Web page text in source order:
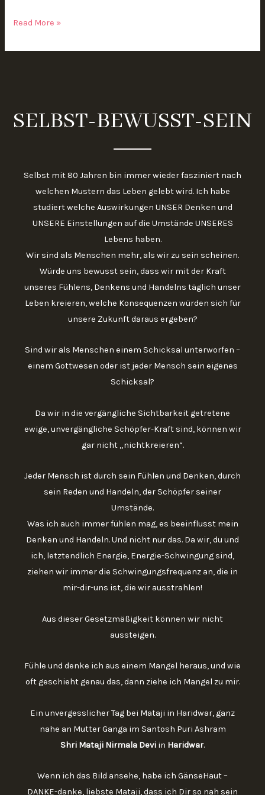
Read More »
SELBST-BEWUSST-SEIN
Selbst mit 80 Jahren bin immer wieder fasziniert nach
welchen Mustern das Leben gelebt wird. Ich habe
studiert welche Auswirkungen UNSER Denken und
UNSERE Einstellungen auf die Umstände UNSERES
Lebens haben.
Wir sind als Menschen mehr, als wir zu sein scheinen.
Würde uns bewusst sein, dass wir mit der Kraft
unseres Fühlens, Denkens und Handelns täglich unser
Leben kreieren, welche Konsequenzen würden sich für
unsere Zukunft daraus ergeben?
Sind wir als Menschen einem Schicksal unterworfen –
einem Gottwesen oder ist jeder Mensch sein eigenes
Schicksal?
Da wir in die vergängliche Sichtbarkeit getretene
ewige, unvergängliche Schöpfer-Kraft sind, können wir
gar nicht „nichtkreieren“.
Jeder Mensch ist durch sein Fühlen und Denken, durch
sein Reden und Handeln, der Schöpfer seiner
Umstände.
Was ich auch immer fühlen mag, es beeinflusst mein
Denken und Handeln. Und nicht nur das. Da wir, du und
ich, letztendlich Energie, Energie-Schwingung sind,
ziehen wir immer die Schwingungsfrequenz an, die in
mir-dir-uns ist, die wir ausstrahlen!
Aus dieser Gesetzmäßigkeit können wir nicht
aussteigen.
Fühle und denke ich aus einem Mangel heraus, und wie
oft geschieht genau das, dann ziehe ich Mangel zu mir.
Ein unvergesslicher Tag bei Mataji in Haridwar, ganz
nahe an Mutter Ganga im Santosh Puri Ashram
Shri Mataji Nirmala Devi in Haridwar.
Wenn ich das Bild ansehe, habe ich GänseHaut –
DANKE-danke, liebste Mataji, dass ich Dir so nah sein